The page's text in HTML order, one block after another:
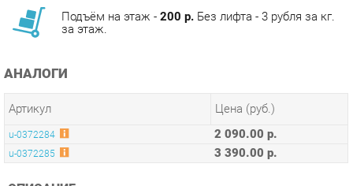
АНАЛОГИ
u-0372285 3 390.00 р.
ОПИСАНИЕ
Великолепный стул CINDY SOFT из коллекции Modern